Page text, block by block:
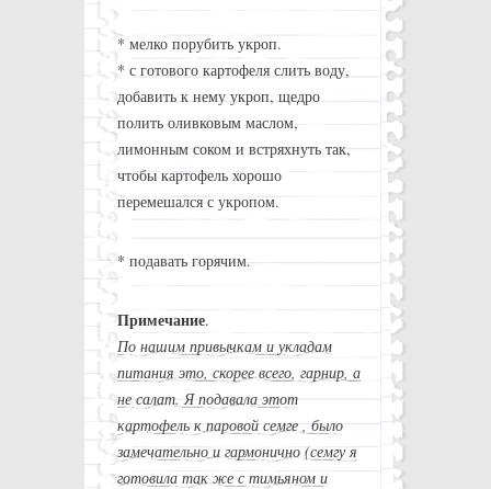
* мелко порубить укроп.
* с готового картофеля слить воду,
добавить к нему укроп, щедро
полить оливковым маслом,
лимонным соком и встряхнуть так,
чтобы картофель хорошо
перемешался с укропом.
* подавать горячим.
Примечание.
По нашим привычкам и укладам
питания это, скорее всего, гарнир, а
не салат. Я подавала этот
картофель к паровой семге , было
замечательно и гармонично (семгу я
готовила так же с тимьяном и